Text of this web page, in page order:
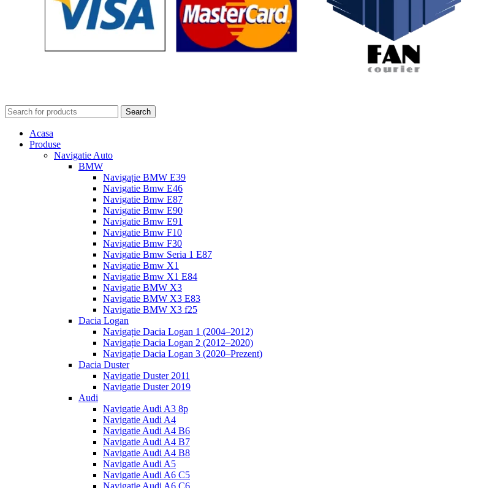
Search
Acasa
Produse
Navigatie Auto
BMW
Navigație BMW E39
Navigatie Bmw E46
Navigatie Bmw E87
Navigatie Bmw E90
Navigatie Bmw E91
Navigatie Bmw F10
Navigatie Bmw F30
Navigatie Bmw Seria 1 E87
Navigatie Bmw X1
Navigatie Bmw X1 E84
Navigatie BMW X3
Navigatie BMW X3 E83
Navigatie BMW X3 f25
Dacia Logan
Navigație Dacia Logan 1 (2004–2012)
Navigație Dacia Logan 2 (2012–2020)
Navigație Dacia Logan 3 (2020–Prezent)
Dacia Duster
Navigatie Duster 2011
Navigatie Duster 2019
Audi
Navigatie Audi A3 8p
Navigatie Audi A4
Navigatie Audi A4 B6
Navigatie Audi A4 B7
Navigatie Audi A4 B8
Navigatie Audi A5
Navigatie Audi A6 C5
Navigatie Audi A6 C6